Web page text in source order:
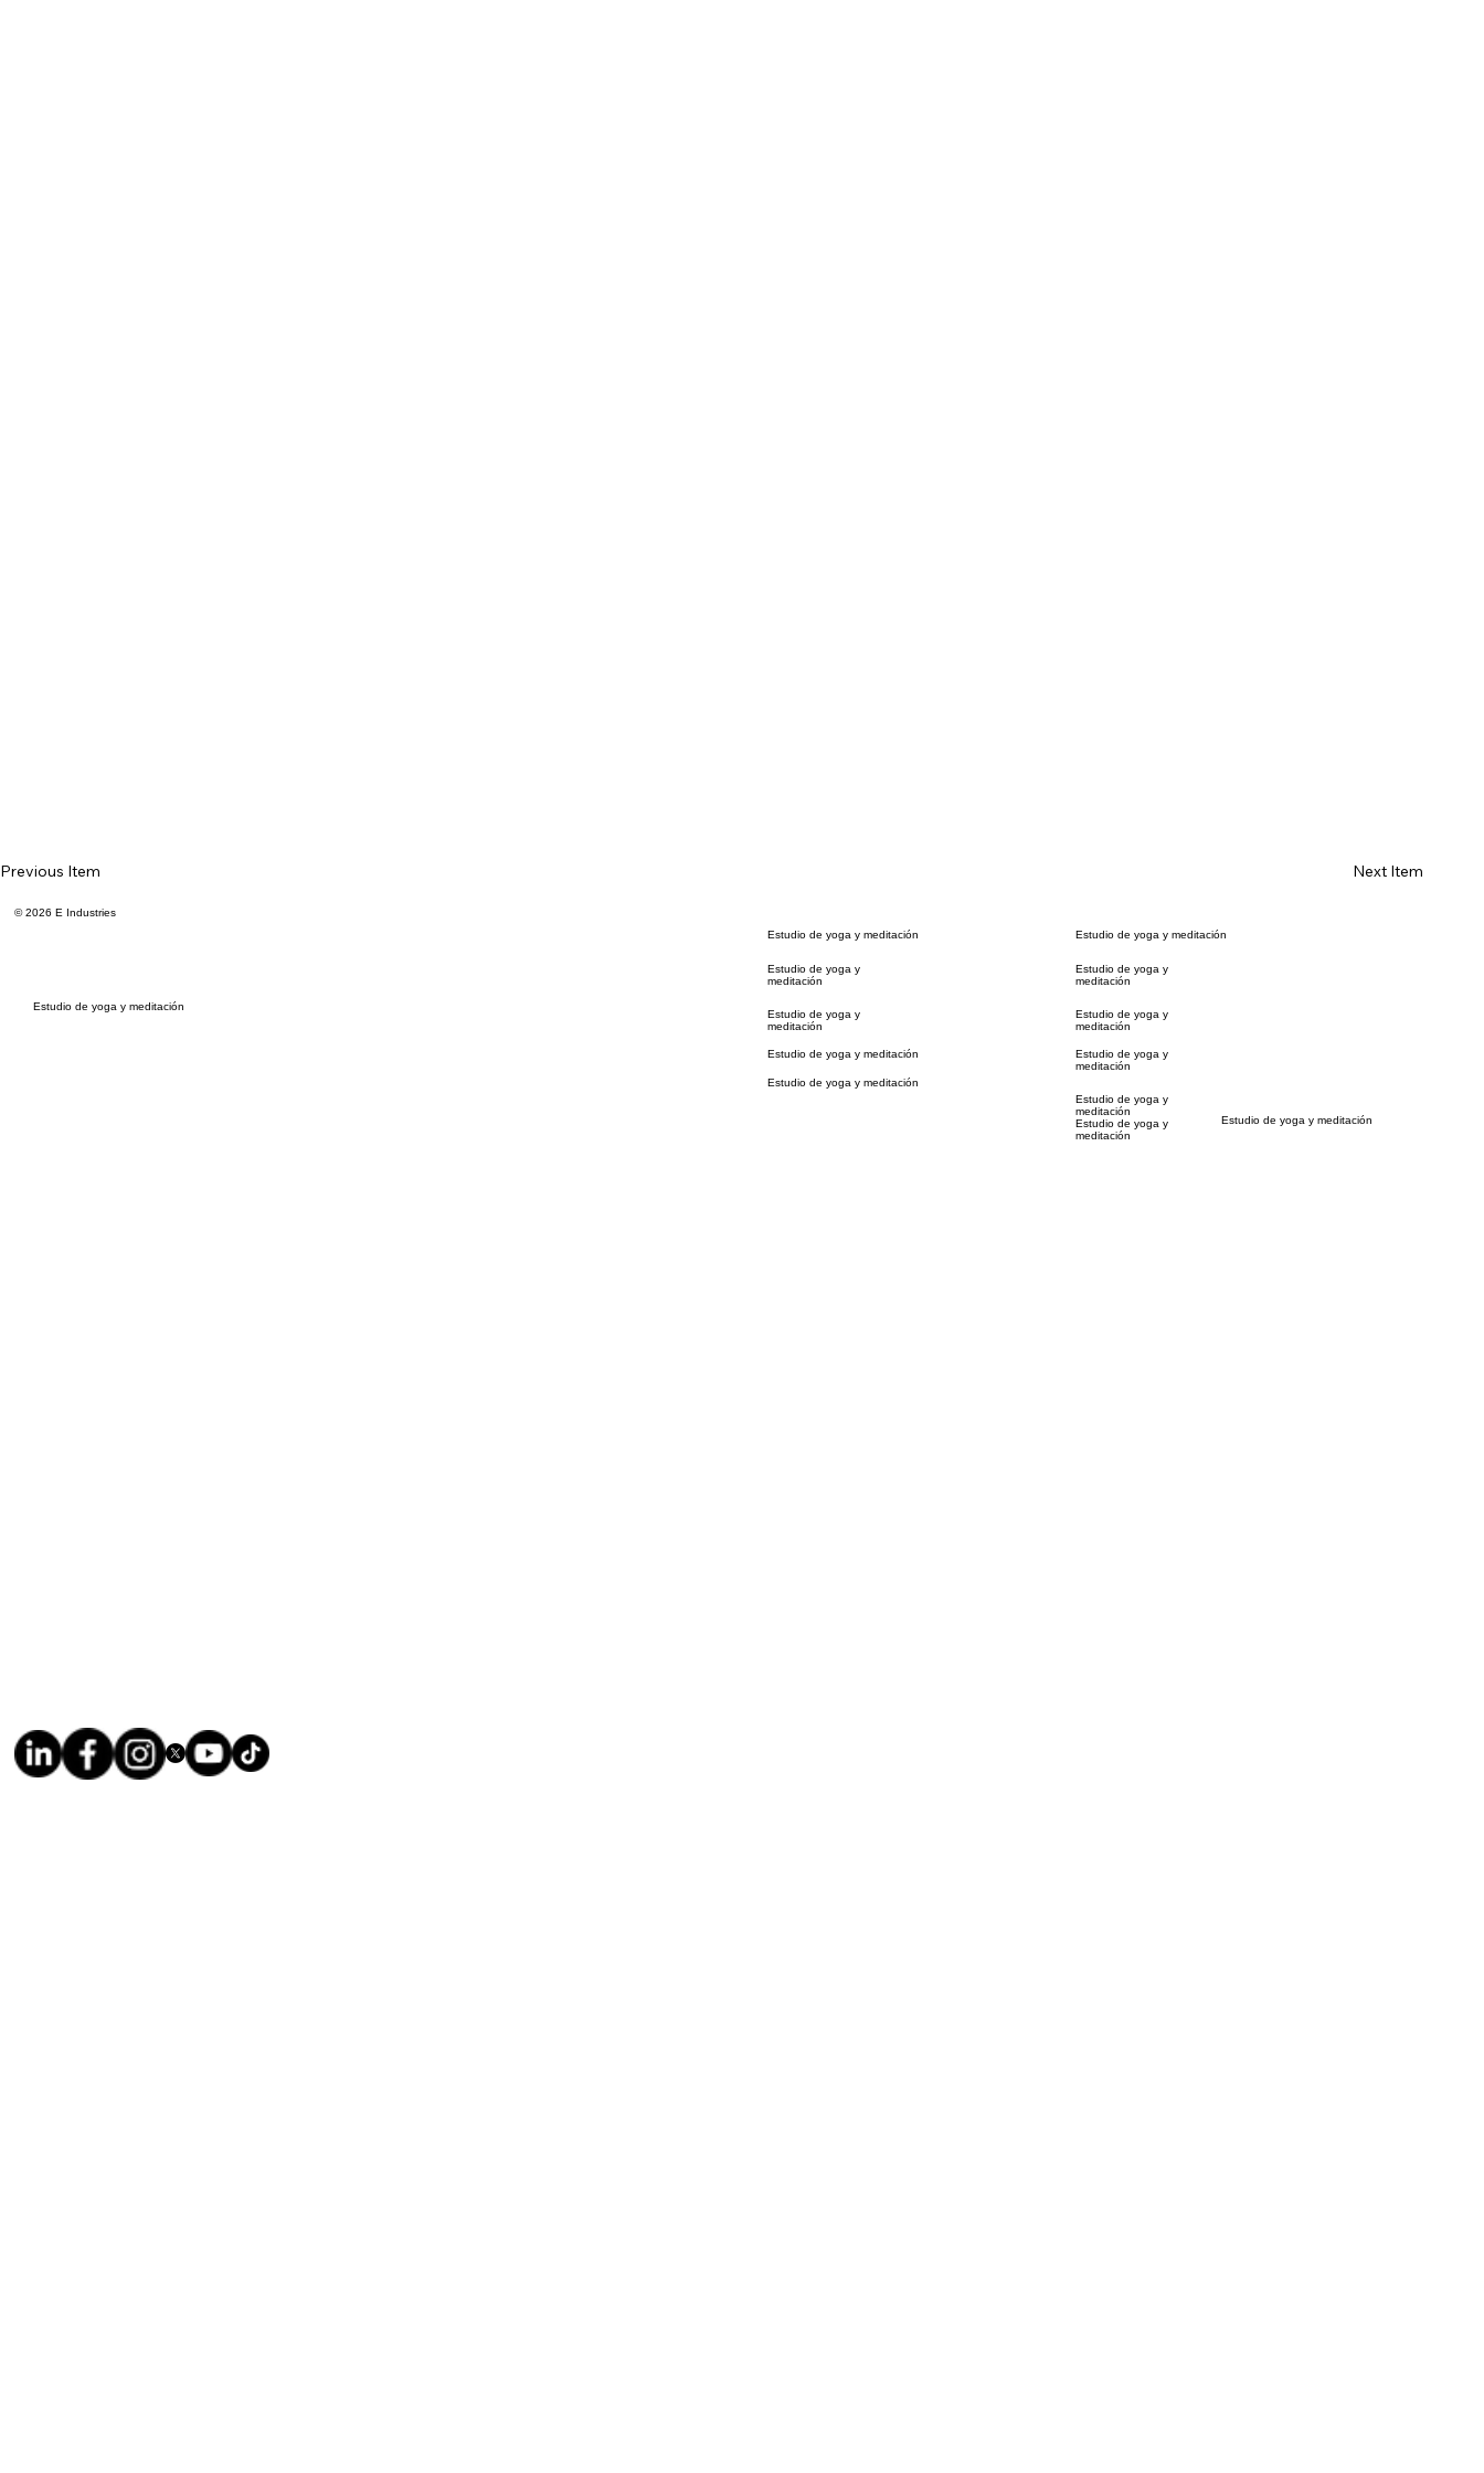
Previous Item Next Item
Estudio de yoga y meditación
© 2026 E Industries
Estudio de yoga y meditación
Estudio de yoga y
meditación
Estudio de yoga y
meditación
Estudio de yoga y meditación
Estudio de yoga y meditación
Estudio de yoga y meditación
Estudio de yoga y
meditación
Estudio de yoga y
meditación
Estudio de yoga y
meditación
Estudio de yoga y
meditación
Estudio de yoga y
meditación
Estudio de yoga y meditación